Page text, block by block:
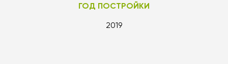
ГОД ПОСТРОЙКИ
2019